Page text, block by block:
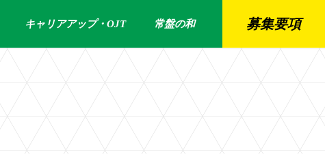
キャリアアップ・OJT 常盤の和 募集要項